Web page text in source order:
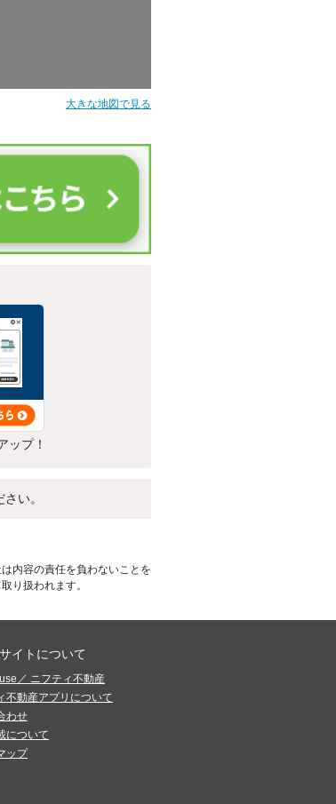
大きな地図で見る
ップ！
い。
内容の責任を負わないことを
り扱われます。
イトについて
／ ニフティ不動産
不動産アプリについて
わせ
について
ップ